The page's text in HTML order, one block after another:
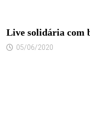
Live solidária com
05/06/2020